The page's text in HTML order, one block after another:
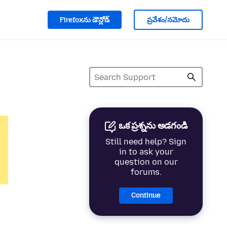
Firefoxను డౌన్లోడ్ ప్రవేశం/నమోదు
ఒక ప్రశ్నను అడగండి
Still need help? Sign
in to ask your
question on our
forums.
Continue